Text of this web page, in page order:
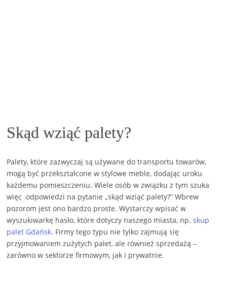
Skąd wziąć palety?
Palety, które zazwyczaj są używane do transportu towarów,
mogą być przekształcone w stylowe meble, dodając uroku
każdemu pomieszczeniu. Wiele osób w związku z tym szuka
więc odpowiedzi na pytanie „skąd wziąć palety?” Wbrew
pozorom jest ono bardzo proste. Wystarczy wpisać w
wyszukiwarkę hasło, które dotyczy naszego miasta, np.skup
palet Gdańsk. Firmy tego typu nie tylko zajmują się
przyjmowaniem zużytych palet, ale również sprzedażą –
zarówno w sektorze firmowym, jak i prywatnie.